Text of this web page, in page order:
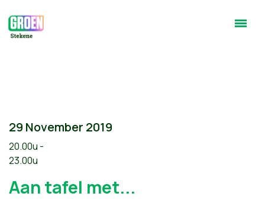
29 November 2019
20.00u -
23.00u
Aan tafel met...